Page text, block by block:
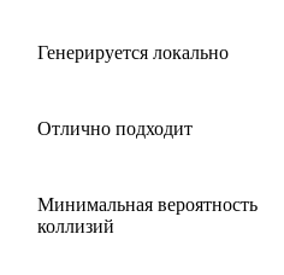
Генерируется локально
Отлично подходит
Минимальная вероятность
коллизий